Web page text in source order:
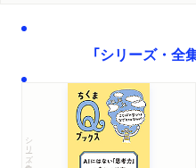
「シリーズ・全
シリーズ・全集